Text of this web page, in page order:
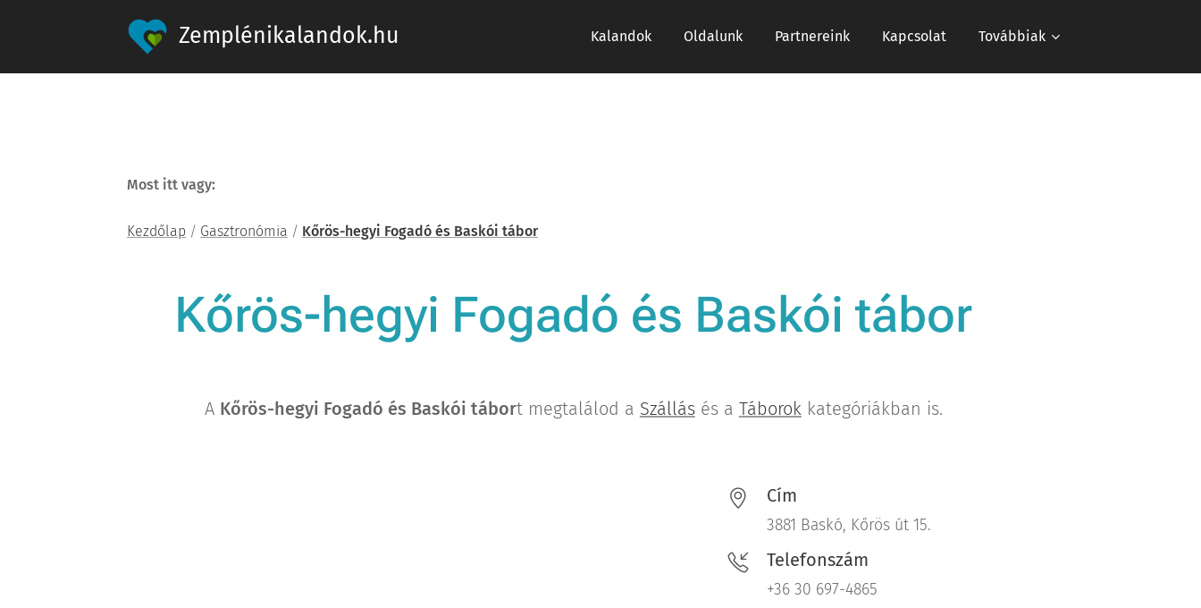
Zemplénikalandok.hu Kalandok Oldalunk Partnereink Kapcsolat Továbbiak
Most itt vagy:
Kezdőlap / Gasztronómia / Kőrös-hegyi Fogadó és Baskói tábor
Kőrös-hegyi Fogadó és Baskói tábor
A Kőrös-hegyi Fogadó és Baskói tábort megtalálod a Szállásés a Táborokkategóriákban is.
Cím
3881 Baskó, Kőrös út 15.
Telefonszám
+36 30 697-4865